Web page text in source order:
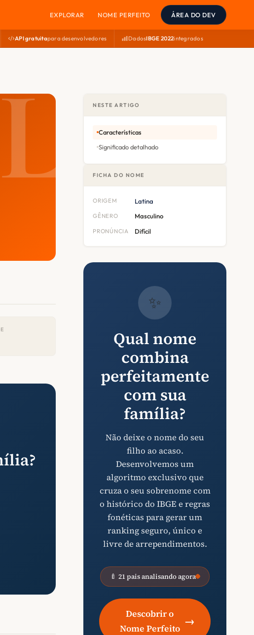
EXPLORAR NOME PERFEITO ÁREA DO DEV
API gratuitapara desenvolvedores DadosIBGE 2022integrados
NESTE ARTIGO
Características
Significado detalhado
FICHA DO NOME
ORIGEM Latina
GÊNERO Masculino
PRONÚNCIA Difícil
✨
Qual nome
combina
perfeitamente
com sua
família?
Não deixe o nome do seu
filho ao acaso.
Desenvolvemos um
algoritmo exclusivo que
cruza o seu sobrenome com
o histórico do IBGE e regras
fonéticas para gerar um
ranking seguro, único e
livre de arrependimentos.
🍼 21 pais analisando agora
Descobrir o
Nome Perfeito
→